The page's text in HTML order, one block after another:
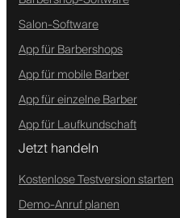
Salon-Software
App für Barbershops
App für mobile Barber
App für einzelne Barber
App für Laufkundschaft
Jetzt handeln
Kostenlose Testversion starten
Demo-Anruf planen